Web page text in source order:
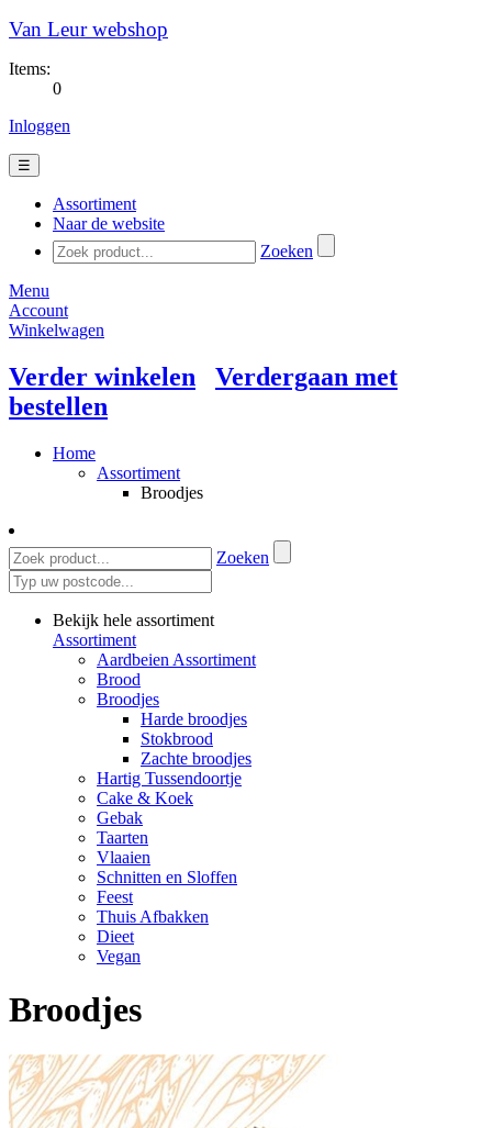
Van Leur webshop
Items:
0
Inloggen
☰
Assortiment
Naar de website
Zoeken
Menu
Account
Winkelwagen
Verder winkelen
Verdergaan met
bestellen
Home
Assortiment
Broodjes
Zoeken
Bekijk hele assortiment
Assortiment
Aardbeien Assortiment
Brood
Broodjes
Harde broodjes
Stokbrood
Zachte broodjes
Hartig Tussendoortje
Cake & Koek
Gebak
Taarten
Vlaaien
Schnitten en Sloffen
Feest
Thuis Afbakken
Dieet
Vegan
Broodjes